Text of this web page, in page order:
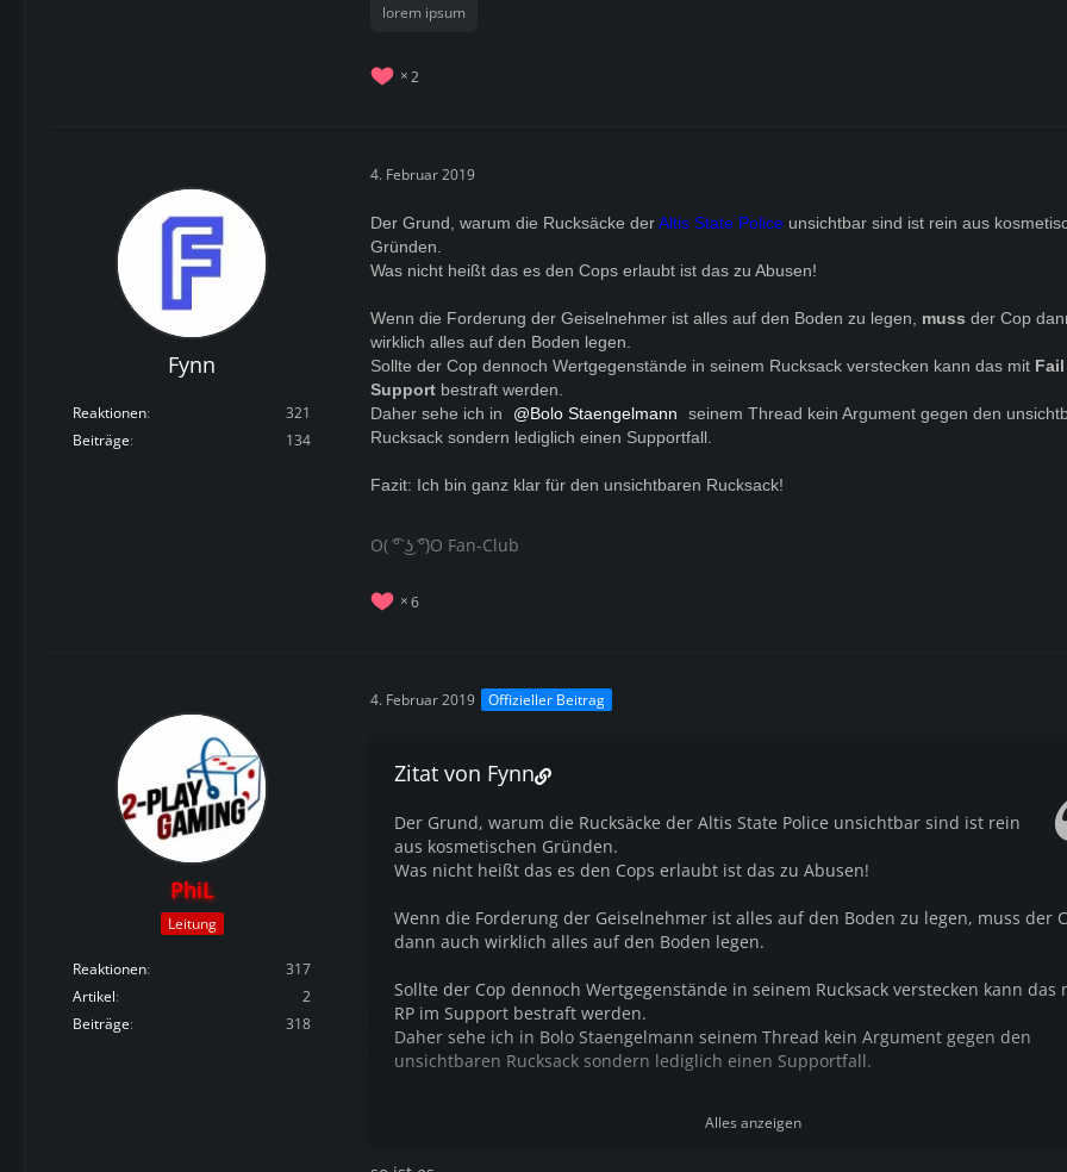
lorem ipsum
2
Fynn
Reaktionen
321
Beiträge
134
4. Februar 2019
Der Grund, warum die Rucksäcke derAltis State Police unsichtbar sind ist rein aus
Gründen.
Was nicht heißt das es den Cops erlaubt ist das zu Abusen!
Wenn die Forderung der Geiselnehmer ist alles auf den Boden zu legen, muss der Cop
wirklich alles auf den Boden legen.
Sollte der Cop dennoch Wertgegenstände in seinem Rucksack verstecken kann das mit
Support bestraft werden.
Daher sehe ich in
Bolo Staengelmann
seinem Thread kein Argument gegen den
Rucksack sondern lediglich einen Supportfall.
Fazit: Ich bin ganz klar für den unsichtbaren Rucksack!
O( ͡° ͜ʖ ͡°)O Fan-Club
6
PhiL
Leitung
Reaktionen
317
Artikel
2
Beiträge
318
4. Februar 2019 Offizieller Beitrag
Zitat von Fynn
Der Grund, warum die Rucksäcke der Altis State Police unsichtbar sind ist rein
aus kosmetischen Gründen.
Was nicht heißt das es den Cops erlaubt ist das zu Abusen!
Wenn die Forderung der Geiselnehmer ist alles auf den Boden zu legen, muss der
dann auch wirklich alles auf den Boden legen.
Sollte der Cop dennoch Wertgegenstände in seinem Rucksack verstecken kann das
RP im Support bestraft werden.
Daher sehe ich in Bolo Staengelmann seinem Thread kein Argument gegen den
unsichtbaren Rucksack sondern lediglich einen Supportfall.
Alles anzeigen